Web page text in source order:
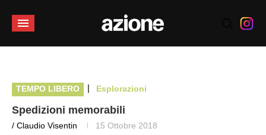
TEMPO LIBERO | Esplorazioni
Spedizioni memorabili
/ Claudio Visentin 15 Ottobre 2018